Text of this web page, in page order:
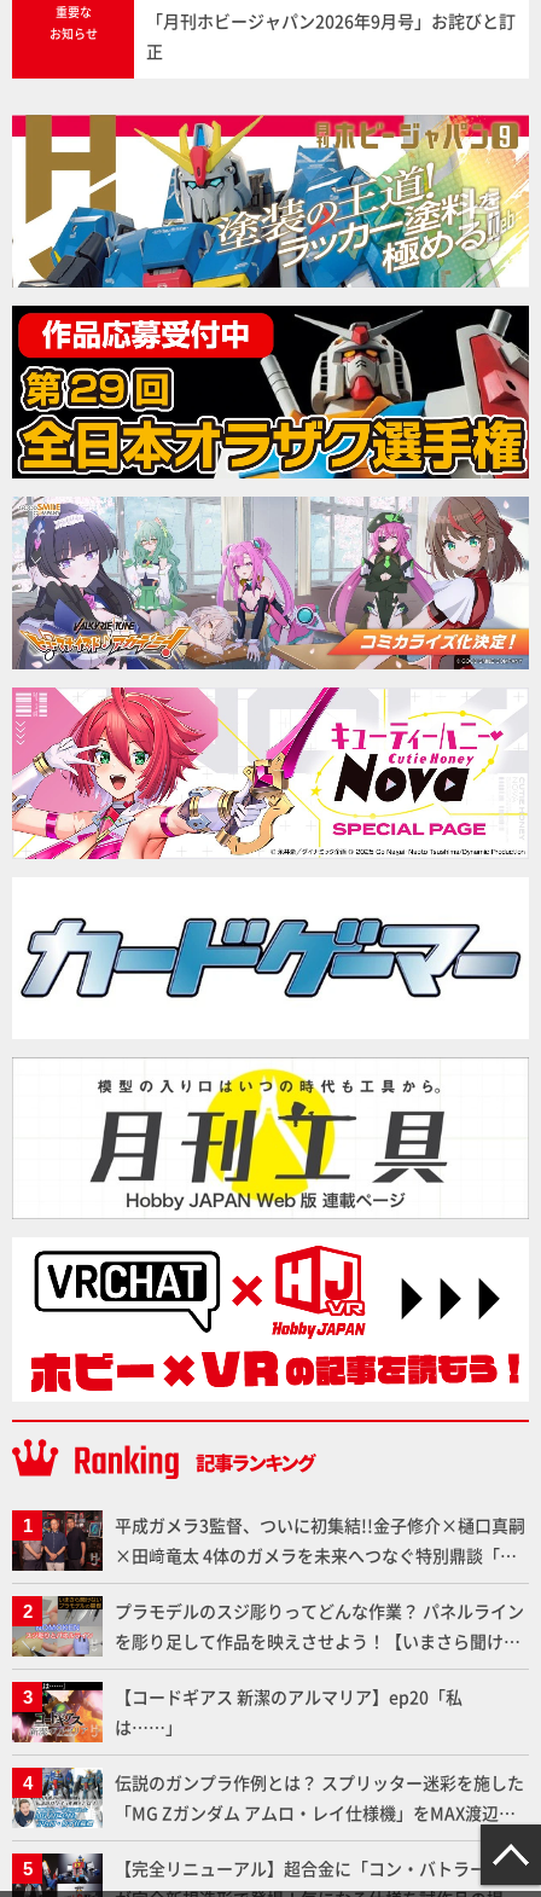
重要な
お知らせ
「月刊ホビージャパン2026年9月号」お詫びと訂
正
平成ガメラ3監督、ついに初集結!!金子修介×樋口真嗣
×田﨑竜太 4体のガメラを未来へつなぐ特別鼎談「ガ
メラ永久保存化プロジェクト FINAL」
プラモデルのスジ彫りってどんな作業？ パネルライン
を彫り足して作品を映えさせよう！【いまさら聞けな
いプラモデルの基礎：スジ彫りとパネルライン】
【コードギアス 新潔のアルマリア】ep20「私
は……」
伝説のガンプラ作例とは？ スプリッター迷彩を施した
「MG Zガンダム アムロ・レイ仕様機」をMAX渡辺が
ふたたび塗る!!【試し読み】
【完全リニューアル】超合金に「コン・バトラーV」